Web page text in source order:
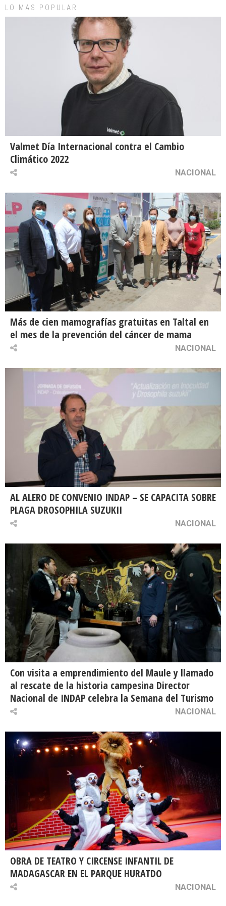
LO MAS POPULAR
Valmet Día Internacional contra el Cambio
Climático 2022
NACIONAL
Más de cien mamografías gratuitas en Taltal en
el mes de la prevención del cáncer de mama
NACIONAL
AL ALERO DE CONVENIO INDAP – SE CAPACITA SOBRE
PLAGA DROSOPHILA SUZUKII
NACIONAL
Con visita a emprendimiento del Maule y llamado
al rescate de la historia campesina Director
Nacional de INDAP celebra la Semana del Turismo
NACIONAL
OBRA DE TEATRO Y CIRCENSE INFANTIL DE
MADAGASCAR EN EL PARQUE HURATDO
NACIONAL